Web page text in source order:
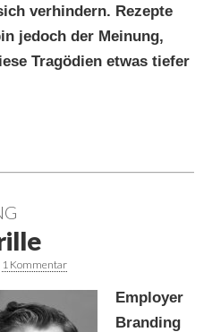
verhindern. Rezepte
jedoch der Meinung,
Tragödien etwas tiefer
1 Kommentar
Employer
Branding